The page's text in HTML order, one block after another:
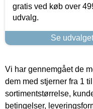
gratis ved køb over
udvalg.
Se
Vi har gennemgået de
dem med stjerner fra 1
sortimentstørrelse,
betingelser,